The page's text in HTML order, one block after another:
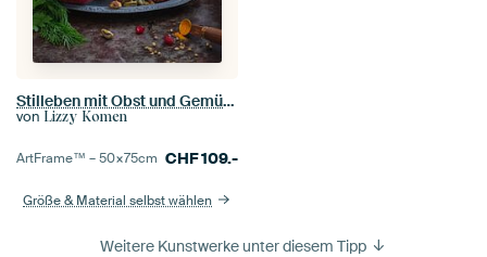
Stilleben mit Obst und Gemüse
von Lizzy Komen
ArtFrame™ –50×75cm CHF109.-
Größe & Material selbst wählen
Weitere Kunstwerke unter diesem Tipp